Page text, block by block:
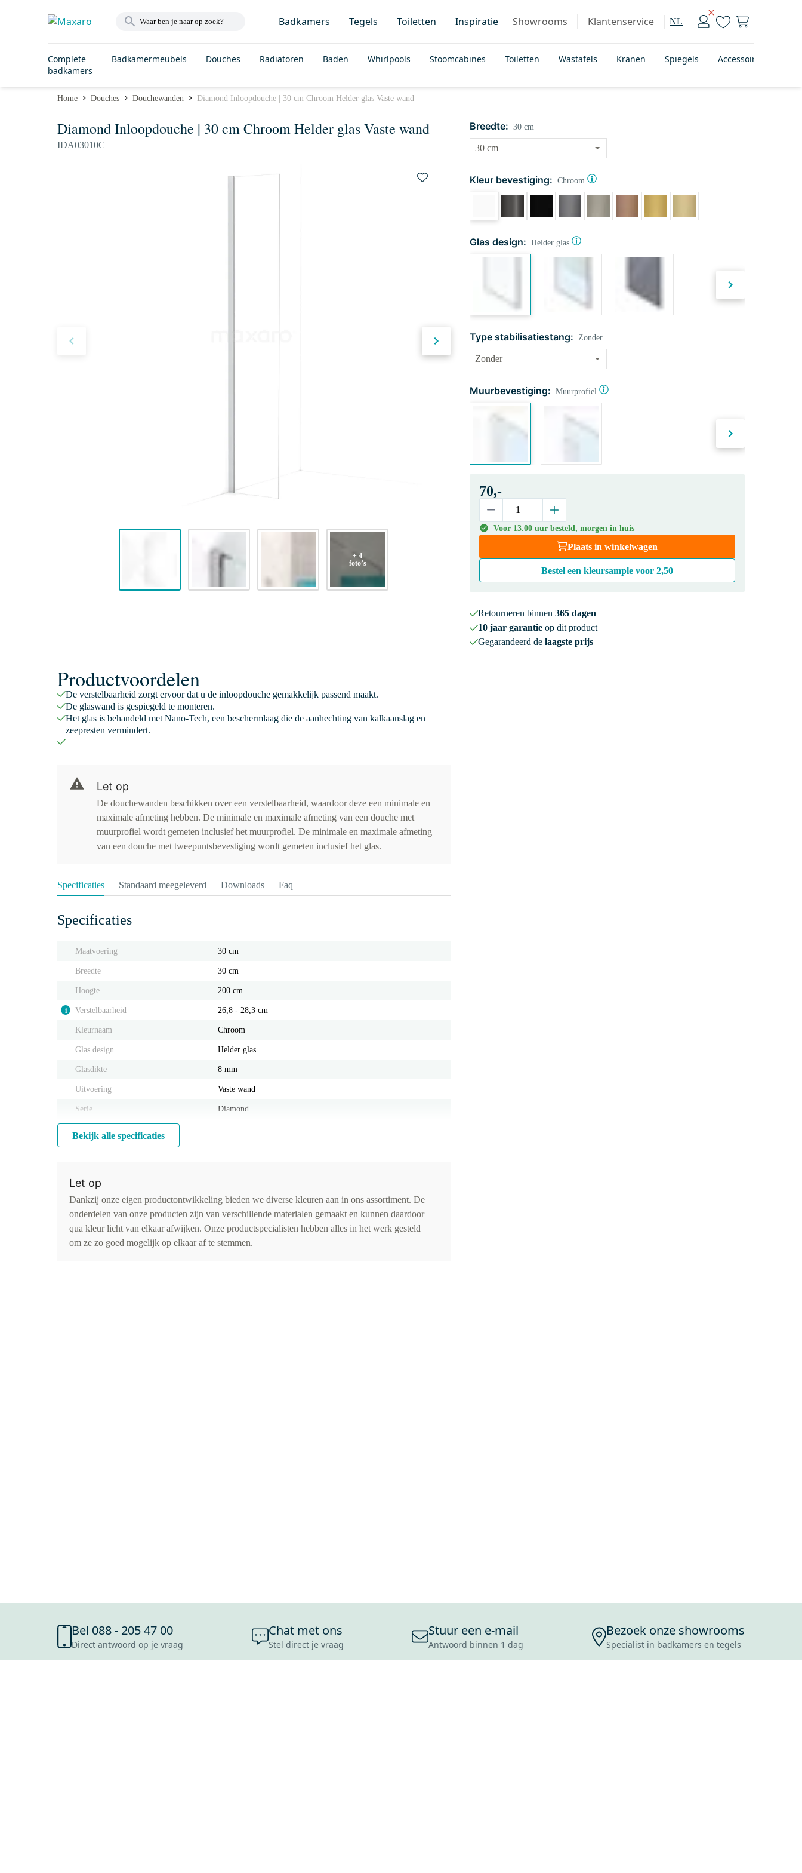
Badkamers Tegels Toiletten Inspiratie Showrooms Klantenservice NL
Complete
badkamers
Badkamermeubels Douches Radiatoren Baden Whirlpools Stoomcabines Toiletten Wastafels Kranen Spiegels Accessoires
Home Douches Douchewanden Diamond Inloopdouche | 30 cm Chroom Helder glas Vaste wand
Diamond Inloopdouche | 30 cm Chroom Helder glas Vaste wand
IDA03010C
+ 4
foto’s
Breedte: 30 cm
Kleur bevestiging: Chroom
Glas design: Helder glas
Type stabilisatiestang: Zonder
Muurbevestiging: Muurprofiel
70,-
Voor 13.00 uur besteld, morgen in huis
Plaats in winkelwagen
Bestel een kleursample voor 2,50
Retourneren binnen 365 dagen
10 jaar garantieop dit product
Gegarandeerd de laagste prijs
Productvoordelen
De verstelbaarheid zorgt ervoor dat u de inloopdouche gemakkelijk passend maakt.
De glaswand is gespiegeld te monteren.
Het glas is behandeld met Nano-Tech, een beschermlaag die de aanhechting van kalkaanslag en
zeepresten vermindert.
Let op
De douchewanden beschikken over een verstelbaarheid, waardoor deze een minimale en
maximale afmeting hebben. De minimale en maximale afmeting van een douche met
muurprofiel wordt gemeten inclusief het muurprofiel. De minimale en maximale afmeting
van een douche met tweepuntsbevestiging wordt gemeten inclusief het glas.
Specificaties Standaard meegeleverd Downloads Faq
Specificaties
Maatvoering 30 cm
Breedte 30 cm
Hoogte 200 cm
i Verstelbaarheid 26,8 - 28,3 cm
Kleurnaam Chroom
Glas design Helder glas
Glasdikte 8 mm
Uitvoering Vaste wand
Serie Diamond
Bekijk alle specificaties
Let op
Dankzij onze eigen productontwikkeling bieden we diverse kleuren aan in ons assortiment. De
onderdelen van onze producten zijn van verschillende materialen gemaakt en kunnen daardoor
qua kleur licht van elkaar afwijken. Onze productspecialisten hebben alles in het werk gesteld
om ze zo goed mogelijk op elkaar af te stemmen.
Bel 088 - 205 47 00
Direct antwoord op je vraag
Chat met ons
Stel direct je vraag
Stuur een e-mail
Antwoord binnen 1 dag
Bezoek onze showrooms
Specialist in badkamers en tegels